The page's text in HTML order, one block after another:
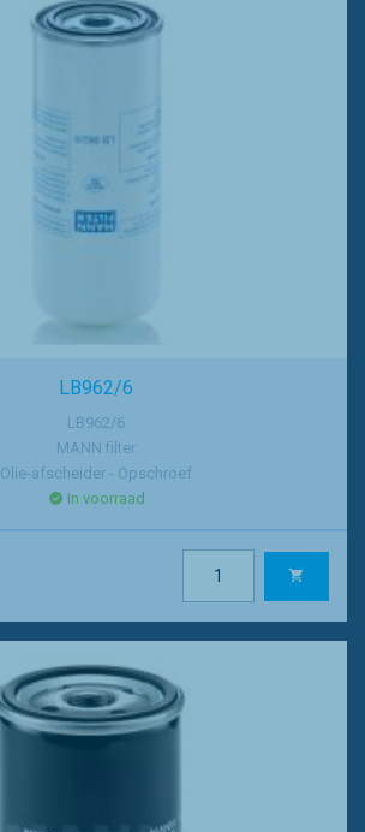
LB962/6
LB962/6
MANN filter
Olie-afscheider - Opschroef
In voorraad